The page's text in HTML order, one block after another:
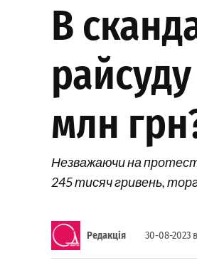
В
млн
Незважаючи на
245 тисяч гривень,
Редакція 30-08-2023